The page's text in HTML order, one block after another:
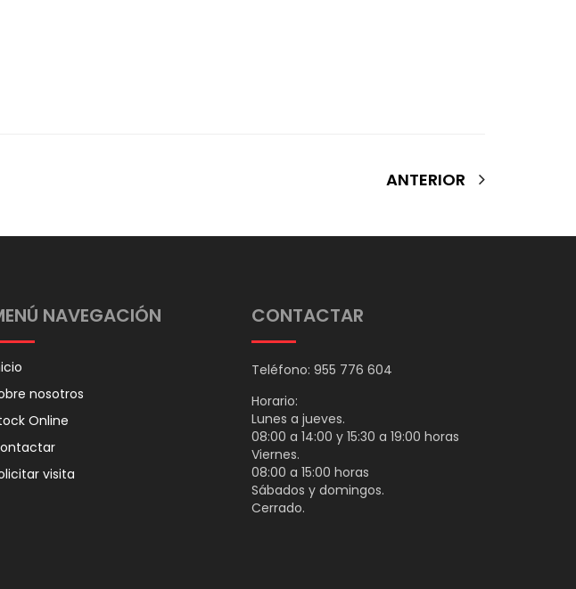
ANTERIOR
NAVEGACIÓN
nosotros
Online
visita
CONTACTAR
Teléfono: 955 776 604
Horario:
Lunes a jueves.
08:00 a 14:00 y 15:30 a 19:00 horas
Viernes.
08:00 a 15:00 horas
Sábados y domingos.
Cerrado.